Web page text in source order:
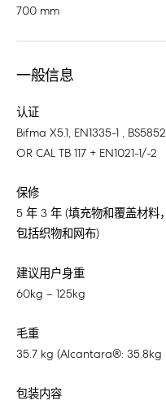
700 mm
一般信息
认证
Bifma X5.1, EN1335-1 , BS5852
OR CAL TB 117 + EN1021-1/-2
保修
5 年 3 年 (填充物和覆盖材料，
包括织物和网布)
建议用户身重
60kg – 125kg
毛重
35.7 kg (Alcantara®: 35.8kg
包装内容